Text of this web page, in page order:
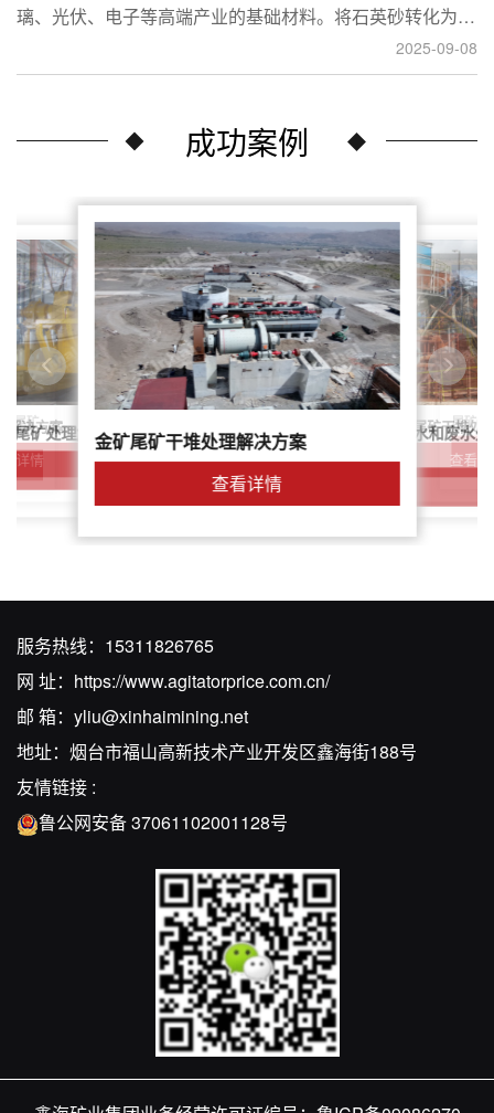
璃、光伏、电子等高端产业的基础材料。将石英砂转化为高
附加值的粉体，离不开一套专业的石英砂磨粉成套设备。本
文将从设备、工艺到应用，为您全面解析这条生产线。
2025-09-08
成功案例
尾矿
解决方案
详情
尾矿处理解决方案简介金矿尾矿干堆处理解决方案
查看详情
鑫海尾矿处理系统：尾矿水和废水
解决方案
针对稀土尾矿干堆处
查看
尾矿干
服务热线： 15311826765
网 址： https://www.agitatorprice.com.cn/
邮 箱： yliu@xinhaimining.net
地址：烟台市福山高新技术产业开发区鑫海街188号
友情链接 :
鲁公网安备 37061102001128号